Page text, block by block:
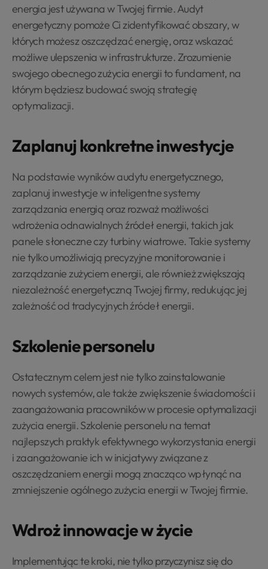
energia jest używana w Twojej firmie. Audyt
energetyczny pomoże Ci zidentyfikować obszary, w
których możesz oszczędzać energię, oraz wskazać
możliwe ulepszenia w infrastrukturze. Zrozumienie
swojego obecnego zużycia energii to fundament, na
którym będziesz budować swoją strategię
optymalizacji.
Zaplanuj konkretne inwestycje
Na podstawie wyników audytu energetycznego,
zaplanuj inwestycje w inteligentne systemy
zarządzania energią oraz rozważ możliwości
wdrożenia odnawialnych źródeł energii, takich jak
panele słoneczne czy turbiny wiatrowe. Takie systemy
nie tylko umożliwiają precyzyjne monitorowanie i
zarządzanie zużyciem energii, ale również zwiększają
niezależność energetyczną Twojej firmy, redukując jej
zależność od tradycyjnych źródeł energii.
Szkolenie personelu
Ostatecznym celem jest nie tylko zainstalowanie
nowych systemów, ale także zwiększenie świadomości i
zaangażowania pracowników w procesie optymalizacji
zużycia energii. Szkolenie personelu na temat
najlepszych praktyk efektywnego wykorzystania energii
i zaangażowanie ich w inicjatywy związane z
oszczędzaniem energii mogą znacząco wpłynąć na
zmniejszenie ogólnego zużycia energii w Twojej firmie.
Wdroż innowacje w życie
Implementując te kroki, nie tylko przyczynisz się do